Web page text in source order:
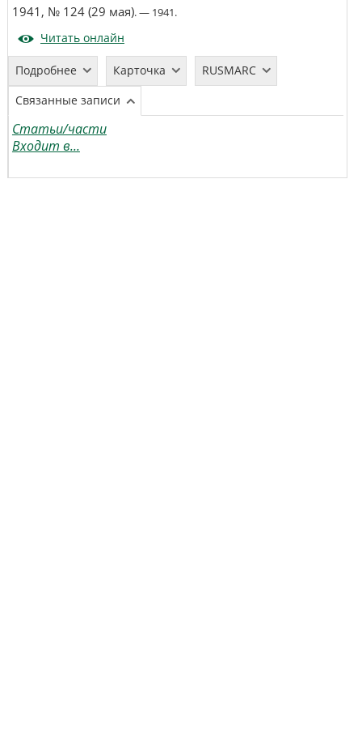
1941, № 124 (29 мая). —1941.
Читать онлайн
Подробнее Карточка
RUSMARC
Связанные записи
Статьи/части
Входит в...